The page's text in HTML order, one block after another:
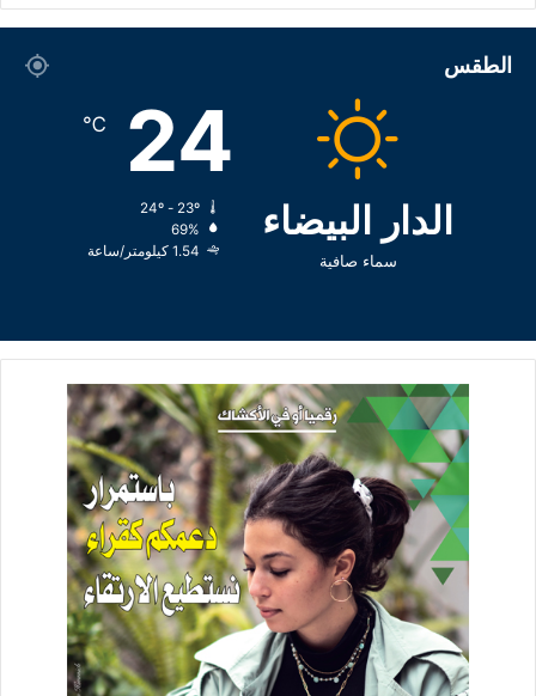
الطقس
الدار البيضاء
سماء صافية
24
℃
69%
1.54 كيلومتر/ساعة